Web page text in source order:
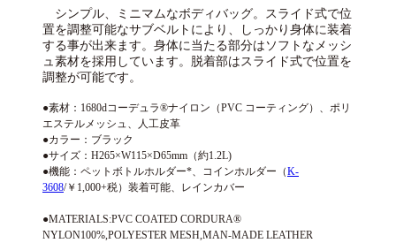
シンプル、ミニマムなボディバッグ。スライド式で位
置を調整可能なサブベルトにより、しっかり身体に装着
する事が出来ます。身体に当たる部分はソフトなメッシ
ュ素材を採用しています。脱着部はスライド式で位置を
調整が可能です。
●素材：1680dコーデュラ®ナイロン（PVC コーティング）、ポリ
エステルメッシュ、人工皮革
●カラー：ブラック
●サイズ：H265×W115×D65mm（約1.2L)
●機能：ペットボトルホルダー*、コインホルダー（K-
3608/￥1,000+税）装着可能、レインカバー
●MATERIALS:PVC COATED CORDURA®
NYLON100%,POLYESTER MESH,MAN-MADE LEATHER